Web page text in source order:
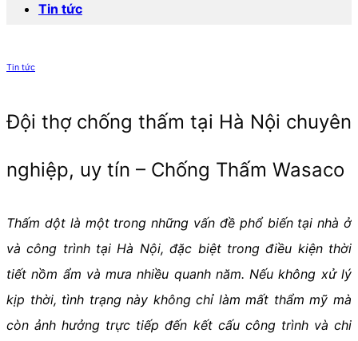
Tin tức
Tin tức
Đội thợ chống thấm tại Hà Nội chuyên
nghiệp, uy tín – Chống Thấm Wasaco
Thấm dột là một trong những vấn đề phổ biến tại nhà ở
và công trình tại Hà Nội, đặc biệt trong điều kiện thời
tiết nồm ẩm và mưa nhiều quanh năm. Nếu không xử lý
kịp thời, tình trạng này không chỉ làm mất thẩm mỹ mà
còn ảnh hưởng trực tiếp đến kết cấu công trình và chi